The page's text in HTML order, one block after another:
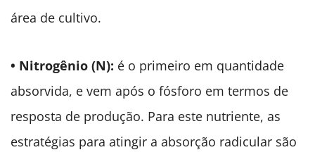
área de cultivo.
• Nitrogênio (N): é o primeiro em quantidade
absorvida, e vem após o fósforo em termos de
resposta de produção. Para este nutriente, as
estratégias para atingir a absorção radicular são